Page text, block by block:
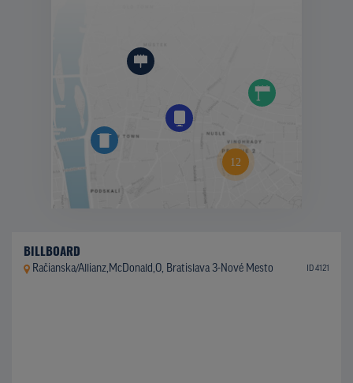
BILLBOARD
Račianska/Allianz,McDonald,O, Bratislava 3-Nové Mesto ID 4121